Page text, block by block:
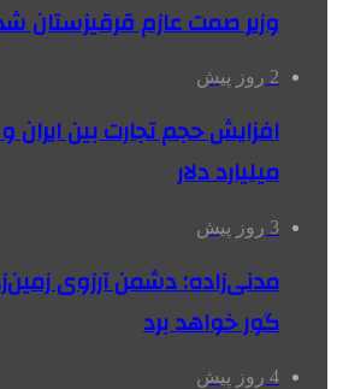
وزیر صمت عازم قرقیزستان
2 روز پیش
میلیارد دلار
3 روز پیش
مدنی‌زاده: دشمن آرزوی
گور خواهد برد
4 روز پیش